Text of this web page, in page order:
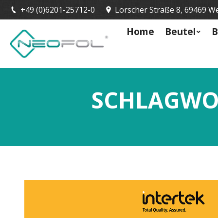
+49 (0)6201-25712-0 Lorscher Straße 8, 69469
Home Beutel